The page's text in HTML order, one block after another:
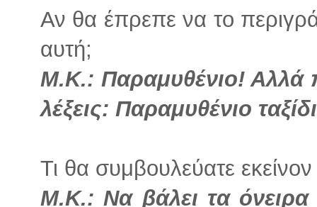
Αν θα έπρεπε να το
αυτή;
Μ.Κ.: Παραμυθένιο! Αλλά
λέξεις: Παραμυθένιο
Τι θα συμβουλεύατε
Μ.Κ.: Να βάλει τα όνειρα